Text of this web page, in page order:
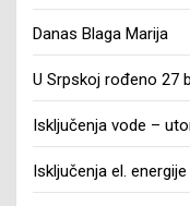
Danas Blaga Marija
U Srpskoj rođeno 27
Isključenja vode –
Isključenja el.